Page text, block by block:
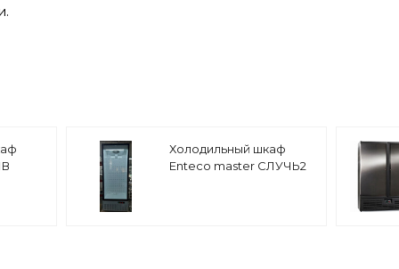
Холодильный шкаф
Enteco master СЛУЧЬ2